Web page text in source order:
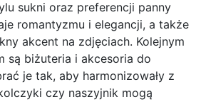
sukni oraz preferencji panny
romantyzmu i elegancji, a także
akcent na zdjęciach. Kolejnym
są biżuteria i akcesoria do
je tak, aby harmonizowały z
czy naszyjnik mogą